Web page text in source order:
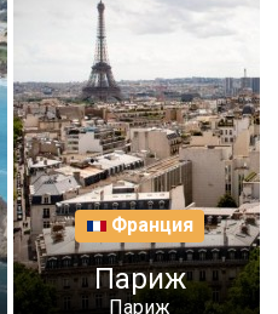
Франция
Париж
Париж